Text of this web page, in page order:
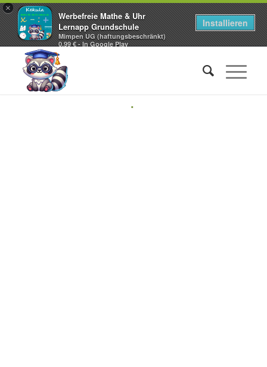
×
Werbefreie Mathe & Uhr
Lernapp Grundschule
Mimpen UG (haftungsbeschränkt)
0,99 € - In Google Play
Installieren